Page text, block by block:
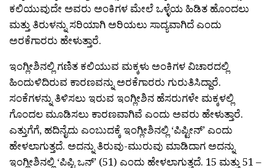
ಕಲಿಯುವುದೇ ಅವರು ಅಂಕಿಗಳ ಮೇಲೆ ಒಳ್ಳೆಯ ಹಿಡಿತ ಹೊಂದಲು
ಮತ್ತು ತಿರುಳನ್ನು ಸರಿಯಾಗಿ ಅರಿಯಲು ಸಾದ್ಯವಾಗಿದೆ ಎಂದು
ಅರಕೆಗಾರರು ಹೇಳುತ್ತಾರೆ.
ಇಂಗ್ಲೀಶಿನಲ್ಲಿ ಗಣಿತ ಕಲಿಯುವ ಮಕ್ಕಳು ಅಂಕಿಗಳ ವಿಚಾರದಲ್ಲಿ
ಹಿಂದುಳಿದಿರುವ ಕಾರಣವನ್ನು ಅರಕೆಗಾರರು ಗುರುತಿಸಿದ್ದಾರೆ.
ಸಂಕೆಗಳನ್ನು ತಿಳಿಸಲು ಇರುವ ಇಂಗ್ಲೀಶಿನ ಹೆಸರುಗಳೇ ಮಕ್ಕಳಲ್ಲಿ
ಗೊಂದಲ ಮೂಡಿಸಲು ಕಾರಣವಾಗಿವೆ ಎಂದು ಅವರು ಹೇಳುತ್ತಾರೆ.
ಎತ್ತುಗೆಗೆ, ಹದಿನೈದು ಎಂಬುದಕ್ಕೆ ಇಂಗ್ಲೀಶಿನಲ್ಲಿ ‘ಪಿಪ್ಟೀನ್’ ಎಂದು
ಹೇಳಲಾಗುತ್ತದೆ. ಅದನ್ನು ತಿರುವು-ಮುರುವು ಮಾಡಿದಾಗ ಅದನ್ನು
ಇಂಗ್ಲೀಶಿನಲ್ಲಿ ‘ಪಿಪ್ಟಿ ಒನ್’ (51) ಎಂದು ಹೇಳಲಾಗುತ್ತದೆ. 15 ಮತ್ತು 51 –